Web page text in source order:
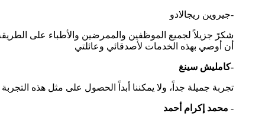
-جيروين ريجالادو
شكرً جزيلاً لجميع الموظفين والممرضين والأطباء على الطريقة
أن أوصي بهذه الخدمات لأصدقائي وعائلتي
-كامليش سينغ
تجربة جميلة جداً، ولا يمكننا أبداً الحصول على مثل هذه
- محمد إكرام أحمد